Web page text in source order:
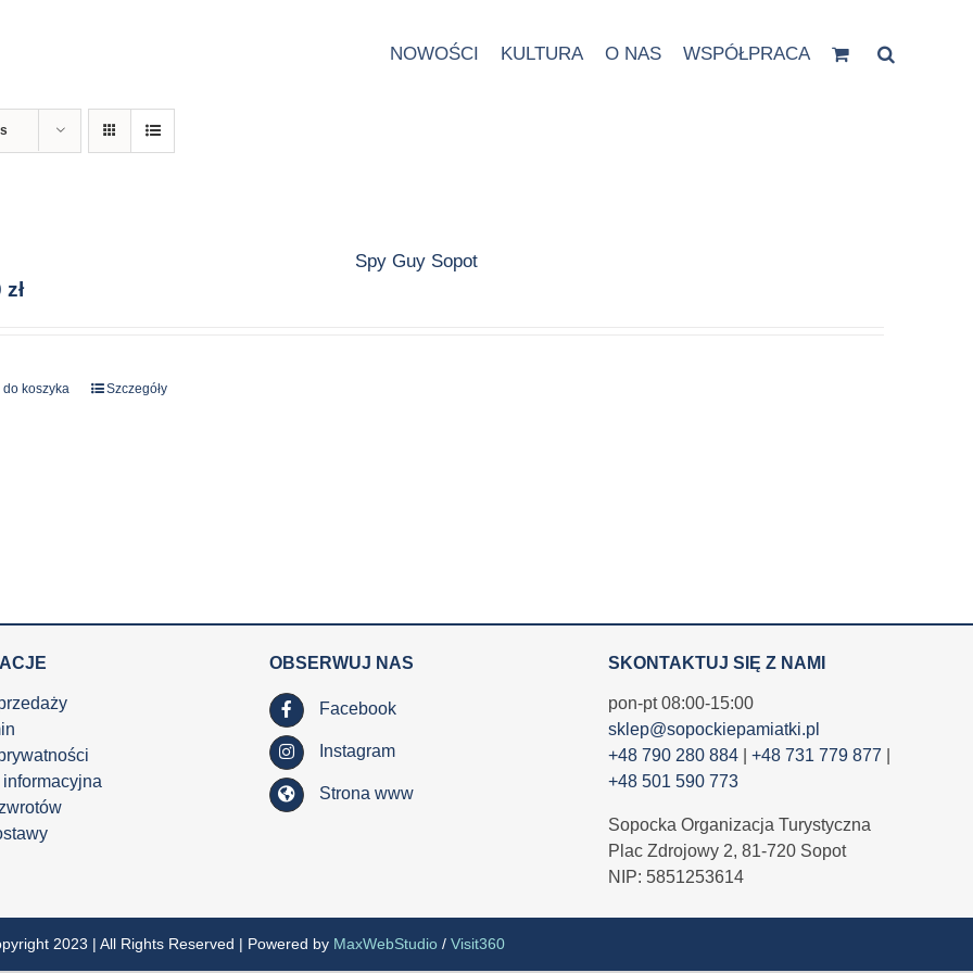
NOWOŚCI KULTURA O NAS WSPÓŁPRACA
Spy Guy Sopot
zł
do koszyka Szczegóły
OBSERWUJ NAS
Facebook
Instagram
Strona www
SKONTAKTUJ SIĘ Z NAMI
pon-pt 08:00-15:00
sklep@sopockiepamiatki.pl
+48 790 280 884| +48 731 779 877
+48 501 590 773
Sopocka Organizacja Turystyczna
Plac Zdrojowy 2, 81-720 Sopot
NIP: 5851253614
2023 | All Rights Reserved | Powered by MaxWebStudio/ Visit360